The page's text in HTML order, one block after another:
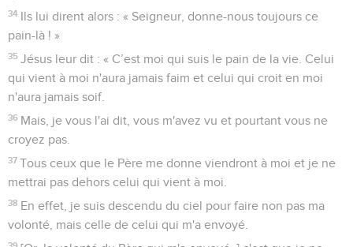
34 Ils lui dirent alors : « Seigneur, donne-nous toujours ce
pain-là ! »
35 Jésus leur dit : « C’est moi qui suis le pain de la vie. Celui
qui vient à moi n'aura jamais faim et celui qui croit en moi
n'aura jamais soif.
36 Mais, je vous l'ai dit, vous m'avez vu et pourtant vous ne
croyez pas.
37 Tous ceux que le Père me donne viendront à moi et je ne
mettrai pas dehors celui qui vient à moi.
38 En effet, je suis descendu du ciel pour faire non pas ma
volonté, mais celle de celui qui m'a envoyé.
39